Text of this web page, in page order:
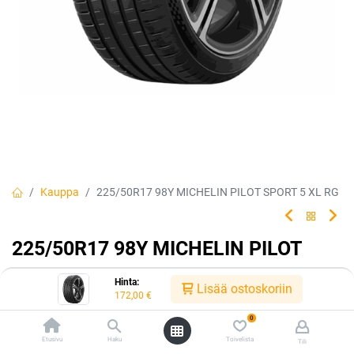
Hinta:
172,00 € Lisää ostoskoriin
Etusivu Haku
0
Toivelista Tili
Kauppa 225/50R17 98Y MICHELIN PILOT SPORT 5 XL RG
225/50R17 98Y MICHELIN PILOT
SPORT 5 XL RG
Elä jokainen ajohetki täysillä ja nauti sporttisesta, kestävästä
suorituskyvystä erittäin kestäviksi suunnitelluilla MICHELIN Pilot
Sport 5 -renkailla.